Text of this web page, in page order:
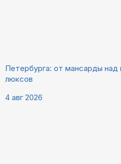
Петербурга: от мансарды
люксов
4 авг 2026